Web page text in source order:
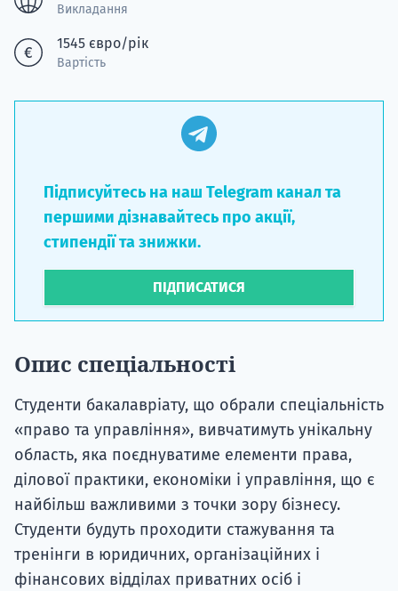
Викладання
1545 євро/рік
Вартість
Підписуйтесь на наш Telegram канал та
першими дізнавайтесь про акції,
стипендії та знижки.
ПІДПИСАТИСЯ
Опис спеціальності
Студенти бакалавріату, що обрали спеціальність
«право та управління», вивчатимуть унікальну
область, яка поєднуватиме елементи права,
ділової практики, економіки і управління, що є
найбільш важливими з точки зору бізнесу.
Студенти будуть проходити стажування та
тренінги в юридичних, організаційних і
фінансових відділах приватних осіб і